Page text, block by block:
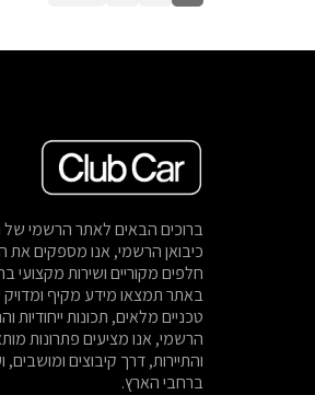
כיבואן הרשמי, אנו מספקים את
חלפים מקוריים ושירות מקצועי
באתר תמצאו מידע מקיף
טכניים מלאים, תכונות ייחודיות
הרשמי, אנו מציעים פתרונות
והתיירות, דרך קיבוצים
ברחבי הארץ.